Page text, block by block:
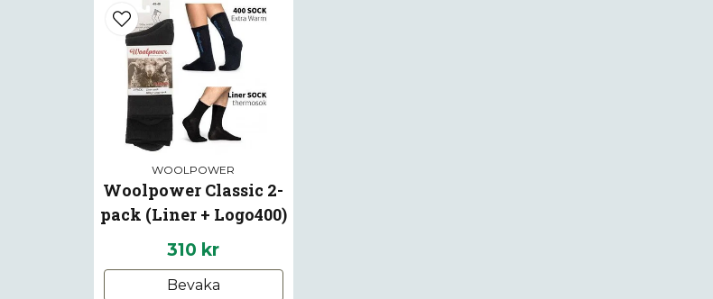
WOOLPOWER
Woolpower Classic 2-
pack (Liner + Logo400)
310 kr
Bevaka